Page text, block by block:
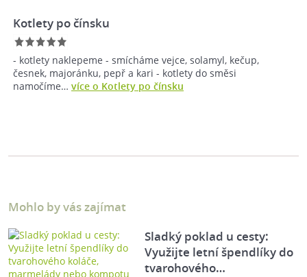
Kotlety po čínsku
- kotlety naklepeme - smícháme vejce, solamyl, kečup,
česnek, majoránku, pepř a kari - kotlety do směsi
namočíme… více o Kotlety po čínsku
Mohlo by vás zajímat
Sladký poklad u cesty:
Využijte letní špendlíky do
tvarohového…